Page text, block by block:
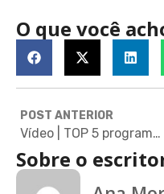
O que você
POST ANTERIOR
Vídeo | TOP 5 programas de bolsas de estudo internacionais
Sobre o